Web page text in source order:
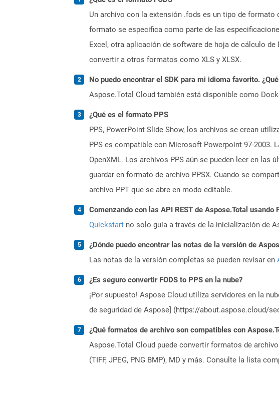
Un archivo con la extensión .fods es un tipo de formato
formato se especifica como parte de las
Excel, otra aplicación de software de hoja de cálculo
convertir a otros formatos como XLS y XLSX.
No puedo encontrar el SDK para mi idioma favorito.
Aspose.Total Cloud también está disponible como
¿Qué es el formato PPS
PPS, PowerPoint Slide Show, los archivos se crean
PPS es compatible con Microsoft Powerpoint 97-2003.
OpenXML. Los archivos PPS aún se pueden leer en
guardar en formato de archivo PPSX. Cuando se
archivo PPT que se abre en modo editable.
Comenzando con las API REST de Aspose.Total
Quickstart no solo guía a través de la inicialización de
¿Dónde puedo encontrar las notas de la versión de
Las notas de la versión completas se pueden revisar en
¿Es seguro convertir FODS to PPS en la nube?
¡Por supuesto! Aspose Cloud utiliza servidores en la
de seguridad de Aspose] (https://about.aspose.cloud/
¿Qué formatos de archivo son compatibles con
Aspose.Total Cloud puede convertir formatos de
(TIFF, JPEG, PNG BMP), MD y más. Consulte la lista